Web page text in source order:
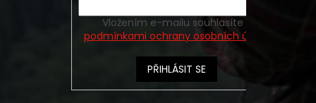
podmínkami ochrany osobních údajů
PŘIHLÁSIT SE